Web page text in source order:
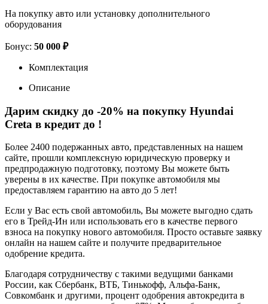
На покупку авто или установку дополнительного
оборудования
Бонус: 50 000 ₽
Комплектация
Описание
Дарим скидку до -20% на покупку Hyundai
Creta в кредит до !
Более 2400 подержанных авто, представленных на нашем
сайте, прошли комплексную юридическую проверку и
предпродажную подготовку, поэтому Вы можете быть
уверены в их качестве. При покупке автомобиля мы
предоставляем гарантию на авто до 5 лет!
Если у Вас есть свой автомобиль, Вы можете выгодно сдать
его в Трейд-Ин или использовать его в качестве первого
взноса на покупку нового автомобиля. Просто оставьте заявку
онлайн на нашем сайте и получите предварительное
одобрение кредита.
Благодаря сотрудничеству с такими ведущими банками
России, как Сбербанк, ВТБ, Тинькофф, Альфа-Банк,
Совкомбанк и другими, процент одобрения автокредита в